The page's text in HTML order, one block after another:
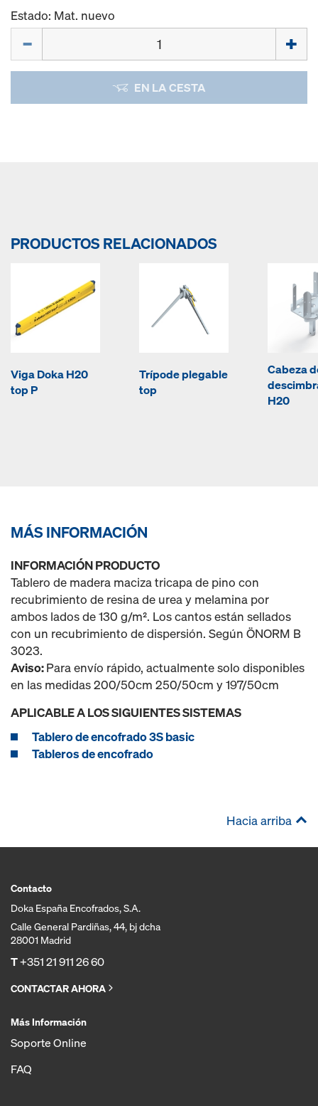
Estado: Mat. nuevo
EN LA CESTA
PRODUCTOS RELACIONADOS
Viga Doka H20
top P
Trípode plegable
top
Cabeza
H20
MÁS INFORMACIÓN
INFORMACIÓN PRODUCTO
Tablero de madera maciza tricapa de pino con
recubrimiento de resina de urea y melamina por
ambos lados de 130 g/m². Los cantos están sellados
con un recubrimiento de dispersión. Según ÖNORM B
3023.
Aviso:Para envío rápido, actualmente solo disponibles
en las medidas 200/50cm 250/50cm y 197/50cm
APLICABLE A LOS SIGUIENTES SISTEMAS
Tablero de encofrado 3S basic
Tableros de encofrado
Hacia arriba
Contacto
Doka España Encofrados, S.A.
Calle General Pardiñas, 44, bj dcha
28001 Madrid
T+351 21 911 26 60
CONTACTAR AHORA
Más Información
Soporte Online
FAQ